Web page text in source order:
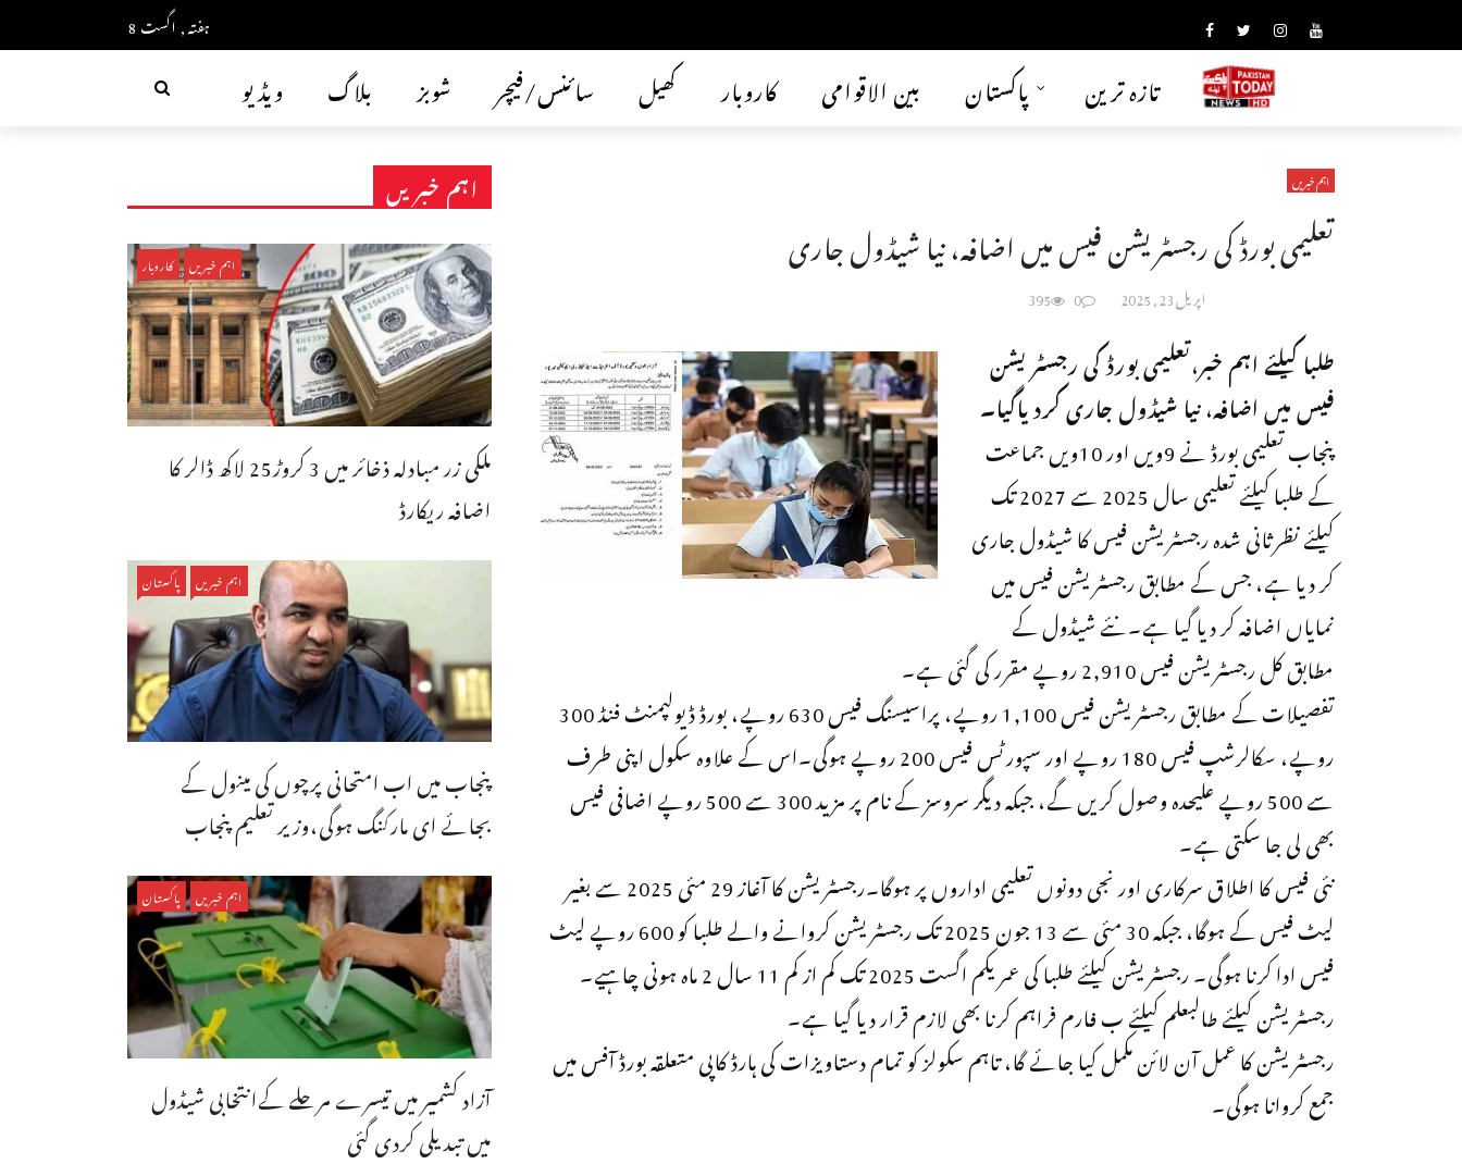
ہفتہ, اگست 8
ویڈیو بلاگ شوبز سائنس/فیچر کھیل کاروبار بین الاقوامی پاکستان تازہ ترین
اہم خبریں
تعلیمی بورڈ کی رجسٹریشن فیس میں اضافہ، نیا شیڈول جاری
اپریل 23, 2025 0
395
طلبا کیلئے اہم خبر،تعلیمی بورڈ کی رجسٹریشن
فیس میں اضافہ، نیا شیڈول جاری کردیاگیا۔
پنجاب تعلیمی بورڈ نے 9ویں اور 10ویں جماعت
کے طلبا کیلئے تعلیمی سال 2025 سے 2027 تک
کیلئے نظرثانی شدہ رجسٹریشن فیس کا شیڈول جاری
کر دیا ہے، جس کے مطابق رجسٹریشن فیس میں
نمایاں اضافہ کر دیا گیا ہے۔نئے شیڈول کے
مطابق کل رجسٹریشن فیس 2,910 روپے مقرر کی گئی ہے۔
تفصیلات کے مطابق رجسٹریشن فیس 1,100 روپے، پراسیسنگ فیس 630 روپے، بورڈ ڈیولپمنٹ فنڈ 300
روپے، سکالرشپ فیس 180 روپے اور سپورٹس فیس 200 روپے ہوگی۔اس کے علاوہ سکول اپنی طرف
سے 500 روپے علیحدہ وصول کریں گے، جبکہ دیگر سروسز کے نام پر مزید 300 سے 500 روپے اضافی فیس
بھی لی جا سکتی ہے۔
نئی فیس کا اطلاق سرکاری اور نجی دونوں تعلیمی اداروں پر ہوگا۔رجسٹریشن کا آغاز 29 مئی 2025 سے بغیر
لیٹ فیس کے ہوگا، جبکہ 30 مئی سے 13 جون 2025 تک رجسٹریشن کروانے والے طلبا کو 600 روپے لیٹ
فیس ادا کرنا ہوگی۔ رجسٹریشن کیلئے طلبا کی عمر یکم اگست 2025 تک کم از کم 11 سال 2 ماہ ہونی چاہیے۔
رجسٹریشن کیلئے طالبعلم کیلئے ب فارم فراہم کرنا بھی لازم قرار دیا گیا ہے۔
رجسٹریشن کا عمل آن لائن مکمل کیا جائے گا، تاہم سکولز کو تمام دستاویزات کی ہارڈ کاپی متعلقہ بورڈ آفس میں
جمع کروانا ہوگی۔
اہم خبریں
اہم خبریں کاروبار
ملکی زر مبادلہ ذخائر میں 3 کروڑ25 لاکھ ڈالر کا
اضافہ ریکارڈ
اہم خبریں پاکستان
پنجاب میں اب امتحانی پرچوں کی مینول کے
بجائے ای مارکنگ ہوگی،وزیر تعلیم پنجاب
اہم خبریں پاکستان
آزاد کشمیر میں تیسرے مرحلے کےانتخابی شیڈول
میں تبدیلی کردی گئی